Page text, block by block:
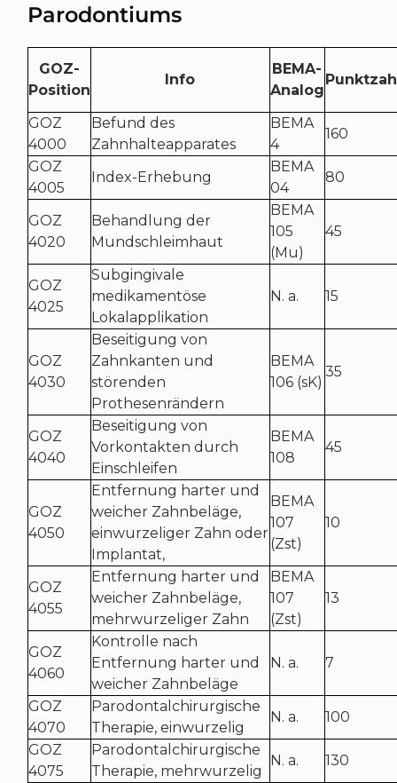
Parodontiums
GOZ-
Position
Info
BEMA-
Analog
GOZ
4000
Befund des
Zahnhalteapparates
BEMA
4
160
GOZ
4005
Index-Erhebung
BEMA
04
80
GOZ
4020
Behandlung der
Mundschleimhaut
BEMA
105
(Mu)
45
GOZ
4025
Subgingivale
medikamentöse
Lokalapplikation
N. a. 15
GOZ
4030
Beseitigung von
Zahnkanten und
störenden
Prothesenrändern
BEMA
106 (sK)
35
GOZ
4040
Beseitigung von
Vorkontakten durch
Einschleifen
BEMA
108
45
GOZ
4050
Entfernung harter und
weicher Zahnbeläge,
einwurzeliger Zahn oder
Implantat,
BEMA
107
(Zst)
10
GOZ
4055
Entfernung harter und
weicher Zahnbeläge,
mehrwurzeliger Zahn
BEMA
107
(Zst)
13
GOZ
4060
Kontrolle nach
Entfernung harter und
weicher Zahnbeläge
N. a. 7
GOZ
4070
Parodontalchirurgische
Therapie, einwurzelig
N. a.
100
GOZ
4075
Parodontalchirurgische
Therapie, mehrwurzelig
N. a.
130